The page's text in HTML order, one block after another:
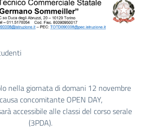
nella giornata di domani 12 novembre
concomitante OPEN DAY,
accessibile alle classi del corso serale
(3PDA).